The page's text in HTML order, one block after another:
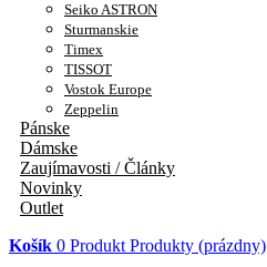
Seiko ASTRON
Sturmanskie
Timex
TISSOT
Vostok Europe
Zeppelin
Pánske
Dámske
Zaujímavosti / Články
Novinky
Outlet
Košík 0 Produkt Produkty (prázdny)